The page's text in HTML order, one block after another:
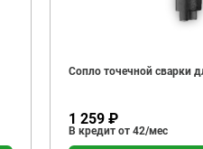
Сопло точечной сварки
1 259 ₽
В кредит от 42/мес